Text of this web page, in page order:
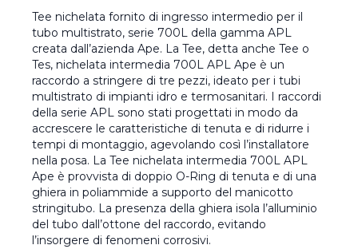
Tee nichelata fornito di ingresso intermedio per il
tubo multistrato, serie 700L della gamma APL
creata dall’azienda Ape. La Tee, detta anche Tee o
Tes, nichelata intermedia 700L APL Ape è un
raccordo a stringere di tre pezzi, ideato per i tubi
multistrato di impianti idro e termosanitari. I raccordi
della serie APL sono stati progettati in modo da
accrescere le caratteristiche di tenuta e di ridurre i
tempi di montaggio, agevolando così l’installatore
nella posa. La Tee nichelata intermedia 700L APL
Ape è provvista di doppio O-Ring di tenuta e di una
ghiera in poliammide a supporto del manicotto
stringitubo. La presenza della ghiera isola l’alluminio
del tubo dall’ottone del raccordo, evitando
l’insorgere di fenomeni corrosivi.